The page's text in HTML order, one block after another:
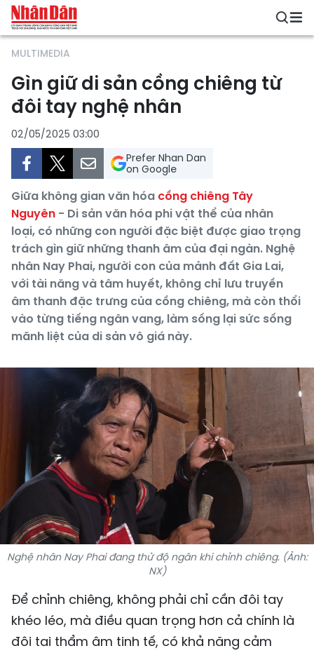
MULTIMEDIA
Gìn giữ di sản cồng chiêng từ
đôi tay nghệ nhân
02/05/2025 03:00
Prefer Nhan Dan
on Google
Giữa không gian văn hóa cồng chiêng Tây
Nguyên - Di sản văn hóa phi vật thể của nhân
loại, có những con người đặc biệt được giao trọng
trách gìn giữ những thanh âm của đại ngàn. Nghệ
nhân Nay Phai, người con của mảnh đất Gia Lai,
với tài năng và tâm huyết, không chỉ lưu truyền
âm thanh đặc trưng của cồng chiêng, mà còn thổi
vào từng tiếng ngân vang, làm sống lại sức sống
mãnh liệt của di sản vô giá này.
Nghệ nhân Nay Phai đang thử độ ngân khi chỉnh chiêng. (Ảnh:
NX)
Để chỉnh chiêng, không phải chỉ cần đôi tay
khéo léo, mà điều quan trọng hơn cả chính là
đôi tai thẩm âm tinh tế, có khả năng cảm